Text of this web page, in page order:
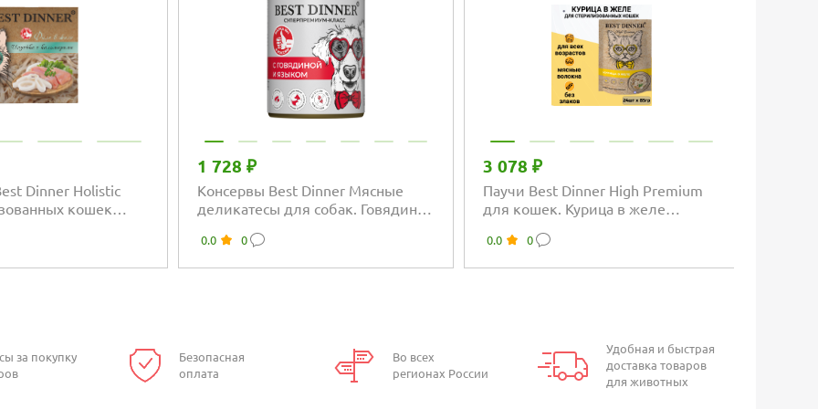
Dinner Holistic
кошек
1 728 ₽
Консервы Best Dinner Мясные
деликатесы для собак. Говядина с
0.0 0
3 078 ₽
Паучи Best Dinner High Premium
для кошек. Курица в желе
0.0 0
за покупку
Безопасная
оплата
Во всех
регионах России
Удобная и быстрая
доставка товаров
для животных